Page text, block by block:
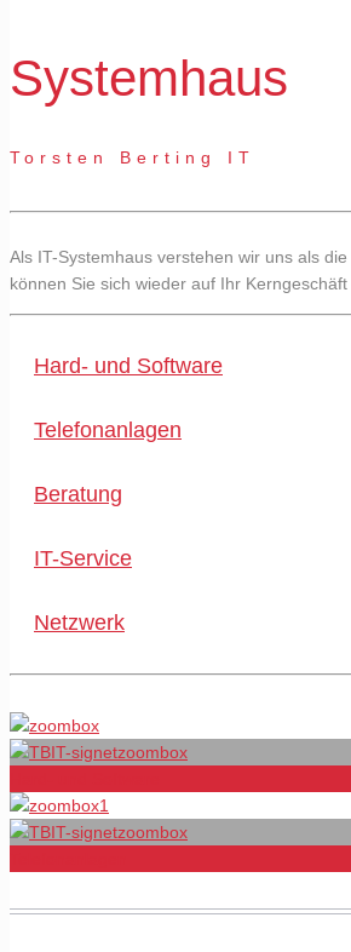
Systemhaus
Torsten Berting IT
Als IT-Systemhaus verstehen wir uns als
können Sie sich wieder auf Ihr Kerngeschäft
Hard- und Software
Telefonanlagen
Beratung
IT-Service
Netzwerk